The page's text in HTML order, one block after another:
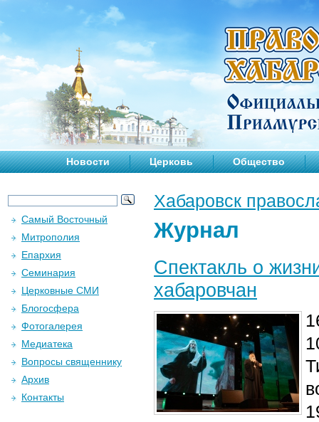
Новости Церковь Общество
Хабаровск
Журнал
Спектакль о
хабаровчан
Самый Восточный
Митрополия
Епархия
Семинария
Церковные СМИ
Блогосфера
Фотогалерея
Медиатека
Вопросы священнику
Архив
Контакты